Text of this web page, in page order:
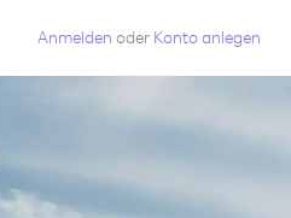
Anmelden oder Konto anlegen